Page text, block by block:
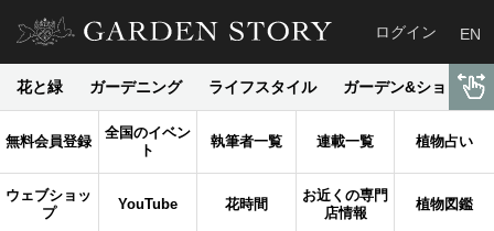
ログイン EN
花と緑 ガーデニング ライフスタイル ガーデン&ショップ
無料会員登録
全国のイベン
ト
執筆者一覧 連載一覧 植物占い
ウェブショッ
プ
YouTube 花時間
お近くの専門
店情報
植物図鑑